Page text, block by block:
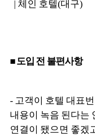
| 체인 호텔(대구)
■ 도입 전 불편사항
- 고객이 호텔 대표
내용이 녹음 된다는
연결이 됐으면 좋겠